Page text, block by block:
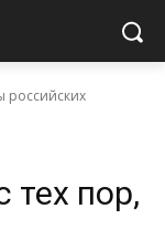
российских
тех пор,